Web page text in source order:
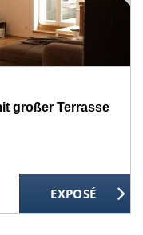
großer Terrasse